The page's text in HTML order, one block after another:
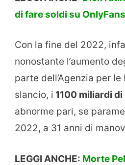
di fare soldi su OnlyFans
Con la fine del 2022,
nonostante l’aumento
parte dell’Agenzia per
slancio, i 1100 miliardi di
abnorme pari, se
2022, a 31 anni di
LEGGI ANCHE: Morte